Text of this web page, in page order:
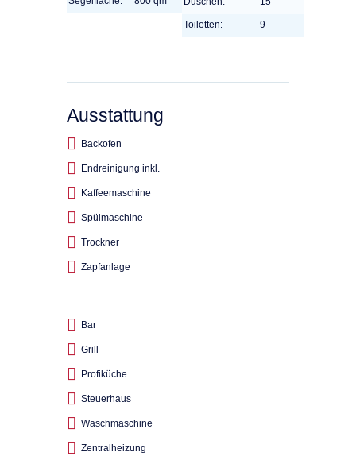
Toiletten: 9
Ausstattung
Backofen
Endreinigung inkl.
Kaffeemaschine
Spülmaschine
Trockner
Zapfanlage
Bar
Grill
Profiküche
Steuerhaus
Waschmaschine
Zentralheizung